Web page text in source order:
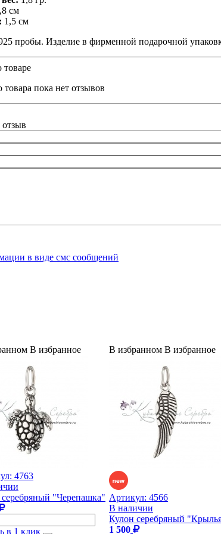
см
1,5 см
пробы. Изделие в фирменной подарочной
товара пока нет отзывов
в виде смс сообщений
В избранное
4763
"Черепашка"
в 1 клик
В избранном В избранное
Артикул: 4566
В наличии
Кулон серебряный
1 500